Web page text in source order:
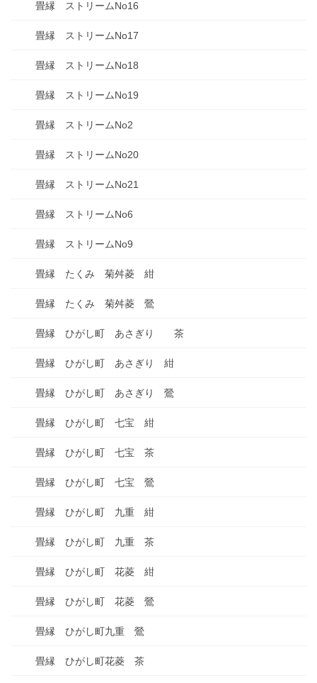
畳縁 ストリームNo16
畳縁 ストリームNo17
畳縁 ストリームNo18
畳縁 ストリームNo19
畳縁 ストリームNo2
畳縁 ストリームNo20
畳縁 ストリームNo21
畳縁 ストリームNo6
畳縁 ストリームNo9
畳縁 たくみ 菊舛菱 紺
畳縁 たくみ 菊舛菱 鶯
畳縁 ひがし町 あさぎり 茶
畳縁 ひがし町 あさぎり 紺
畳縁 ひがし町 あさぎり 鶯
畳縁 ひがし町 七宝 紺
畳縁 ひがし町 七宝 茶
畳縁 ひがし町 七宝 鶯
畳縁 ひがし町 九重 紺
畳縁 ひがし町 九重 茶
畳縁 ひがし町 花菱 紺
畳縁 ひがし町 花菱 鶯
畳縁 ひがし町九重 鶯
畳縁 ひがし町花菱 茶